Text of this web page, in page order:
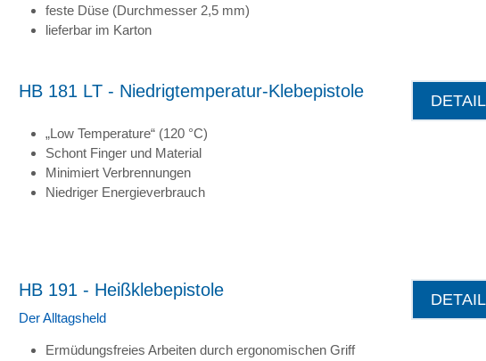
feste Düse (Durchmesser 2,5 mm)
lieferbar im Karton
HB 181 LT - Niedrigtemperatur-Klebepistole
„Low Temperature“ (120 °C)
Schont Finger und Material
Minimiert Verbrennungen
Niedriger Energieverbrauch
HB 191 - Heißklebepistole
Der Alltagsheld
Ermüdungsfreies Arbeiten durch ergonomischen Griff